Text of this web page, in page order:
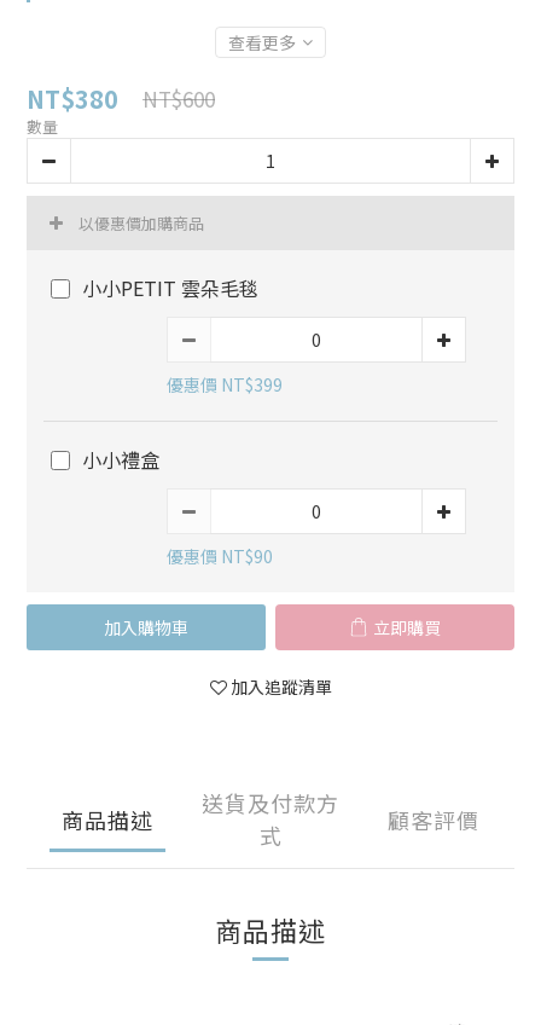
查看更多
NT$380 NT$600
數量
以優惠價加購商品
小小PETIT 雲朵毛毯
優惠價 NT$399
小小禮盒
優惠價 NT$90
加入購物車 立即購買
加入追蹤清單
商品描述
送貨及付款方
式
顧客評價
商品描述